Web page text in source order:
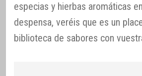
especias y hierbas aromáticas
despensa, veréis que es un
biblioteca de sabores con